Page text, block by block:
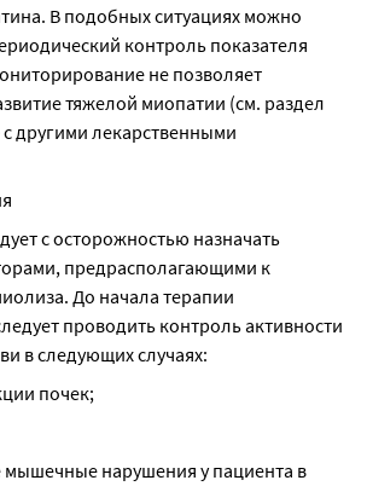
В подобных ситуациях можно
контроль показателя
не позволяет
тяжелой миопатии (см. раздел
другими лекарственными
с осторожностью назначать
предрасполагающими к
До начала терапии
проводить контроль активности
в следующих случаях:
почек;
мышечные нарушения у пациента в